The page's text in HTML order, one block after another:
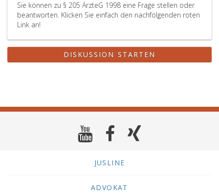
Sie können zu § 205 ÄrzteG 1998 eine Frage stellen oder
beantworten. Klicken Sie einfach den nachfolgenden roten
Link an!
DISKUSSION STARTEN
JUSLINE
ADVOKAT